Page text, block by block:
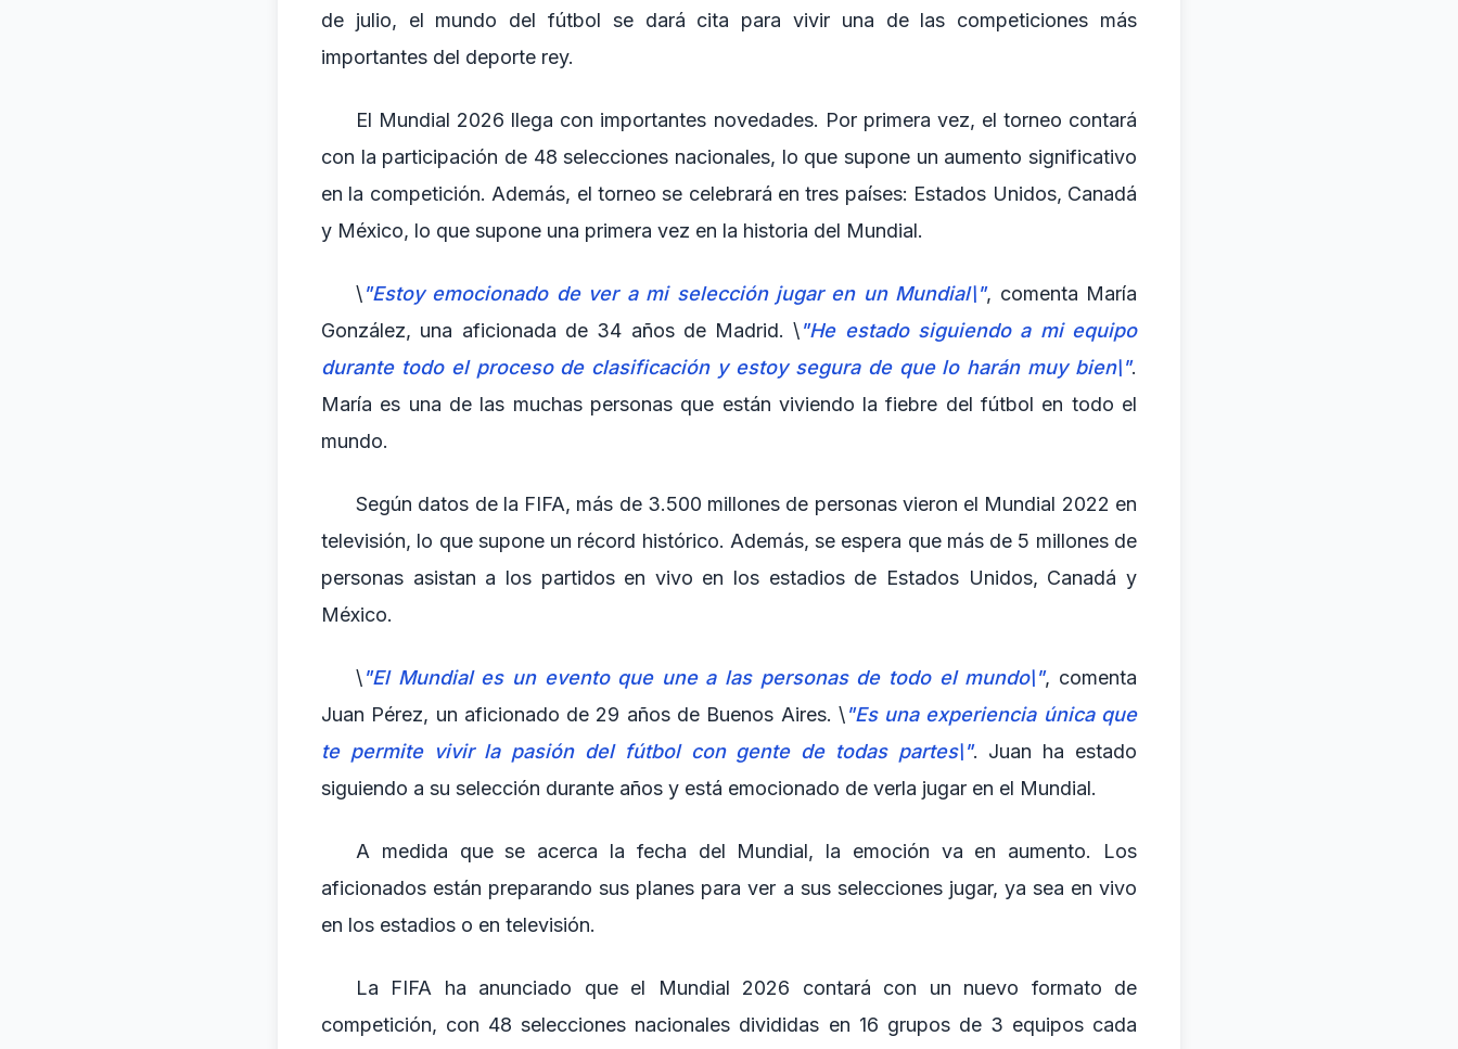
de julio, el mundo del fútbol se dará cita para vivir una de las competiciones más
importantes del deporte rey.
El Mundial 2026 llega con importantes novedades. Por primera vez, el torneo contará
con la participación de 48 selecciones nacionales, lo que supone un aumento significativo
en la competición. Además, el torneo se celebrará en tres países: Estados Unidos, Canadá
y México, lo que supone una primera vez en la historia del Mundial.
\"Estoy emocionado de ver a mi selección jugar en un Mundial\", comenta María
González, una aficionada de 34 años de Madrid. \"He estado siguiendo a mi equipo
durante todo el proceso de clasificación y estoy segura de que lo harán muy bien\".
María es una de las muchas personas que están viviendo la fiebre del fútbol en todo el
mundo.
Según datos de la FIFA, más de 3.500 millones de personas vieron el Mundial 2022 en
televisión, lo que supone un récord histórico. Además, se espera que más de 5 millones de
personas asistan a los partidos en vivo en los estadios de Estados Unidos, Canadá y
México.
\"El Mundial es un evento que une a las personas de todo el mundo\", comenta
Juan Pérez, un aficionado de 29 años de Buenos Aires. \"Es una experiencia única que
te permite vivir la pasión del fútbol con gente de todas partes\". Juan ha estado
siguiendo a su selección durante años y está emocionado de verla jugar en el Mundial.
A medida que se acerca la fecha del Mundial, la emoción va en aumento. Los
aficionados están preparando sus planes para ver a sus selecciones jugar, ya sea en vivo
en los estadios o en televisión.
La FIFA ha anunciado que el Mundial 2026 contará con un nuevo formato de
competición, con 48 selecciones nacionales divididas en 16 grupos de 3 equipos cada